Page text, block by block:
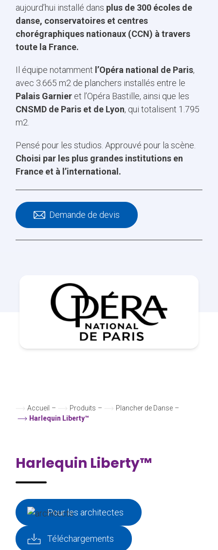
aujourd’hui installé dans plus de 300 écoles de
danse, conservatoires et centres
chorégraphiques nationaux (CCN) à travers
toute la France.
Il équipe notamment l’Opéra national de Paris,
avec 3.665 m2 de planchers installés entre le
Palais Garnier et l’Opéra Bastille, ainsi que les
CNSMD de Paris et de Lyon, qui totalisent 1.795
m2.
Pensé pour les studios. Approuvé pour la scène.
Choisi par les plus grandes institutions en
France et à l’international.
Demande de devis
Accueil – Produits – Plancher de Danse –
Harlequin Liberty™
Harlequin Liberty™
Pour les architectes
Téléchargements